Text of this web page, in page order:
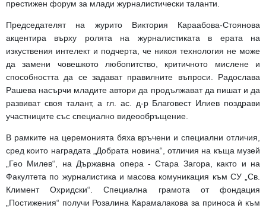
престижен форум за млади журналистически таланти.
Председателят на журито Виктория Караабова-Стоянова
акцентира върху ролята на журналистиката в ерата на
изкуствения интелект и подчерта, че никоя технология не може
да замени човешкото любопитство, критичното мислене и
способността да се задават правилните въпроси. Радослава
Рашева насърчи младите автори да продължават да пишат и да
развиват своя талант, а гл. ас. д-р Благовест Илиев поздрави
участниците със специално видеообръщение.
В рамките на церемонията бяха връчени и специални отличия,
сред които наградата „Добрата новина“, отличия на къща музей
„Гео Милев“, на Държавна опера - Стара Загора, както и на
Факултета по журналистика и масова комуникация към СУ „Св.
Климент Охридски“. Специална грамота от фондация
„Постижения“ получи Розалина Карамалакова за приноса ѝ към